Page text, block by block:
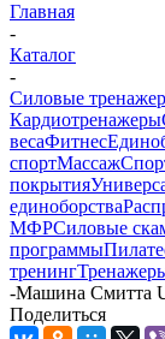
Главная
-
Каталог
-
Силовые
Кардиотренажеры
весаФитнес
спортМассаж
покрытия
единоборства
МФРСиловые
программы
тренинг
-Машина Смитта
Поделиться